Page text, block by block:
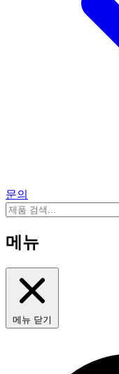
문의
메뉴
메뉴 닫기